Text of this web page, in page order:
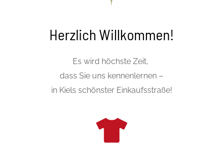
Herzlich Willkommen!
Es wird höchste Zeit,
dass Sie uns kennenlernen –
in Kiels schönster Einkaufsstraße!